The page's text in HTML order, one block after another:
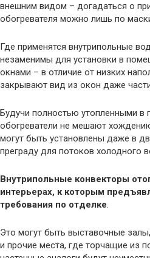
внешним видом – догадаться о
обогревателя можно лишь по
Где применятся внутрипольные
незаменимы для установки в
окнами – в отличие от низких
закрывают вид из окон даже
Будучи полностью утопленными в
обогреватели не мешают
могут быть установлены даже в
преграду для потоков холодного
Внутрипольные конвекторы
интерьерах, к которым
требования по отделке.
Это могут быть выставочные
и прочие места, где торчащие из